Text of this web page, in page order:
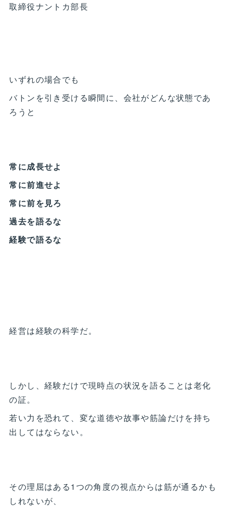
取締役ナントカ部長
いずれの場合でも
バトンを引き受ける瞬間に、会社がどんな状態であ
ろうと
常に成長せよ
常に前進せよ
常に前を見ろ
過去を語るな
経験で語るな
経営は経験の科学だ。
しかし、経験だけで現時点の状況を語ることは老化
の証。
若い力を恐れて、変な道徳や故事や筋論だけを持ち
出してはならない。
その理屈はある1つの角度の視点からは筋が通るかも
しれないが、